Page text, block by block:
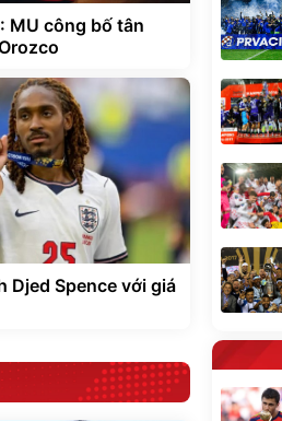
MU công bố tân
Djed Spence với giá